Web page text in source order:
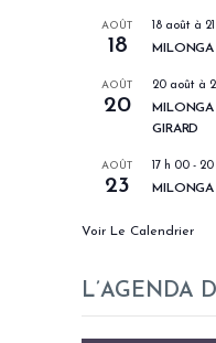
AOÛT
18
18 août à
AOÛT
20
20 août à
MILONGA
GIRARD
AOÛT
23
17 h 00 -
Voir Le Calendrier
L’AGENDA